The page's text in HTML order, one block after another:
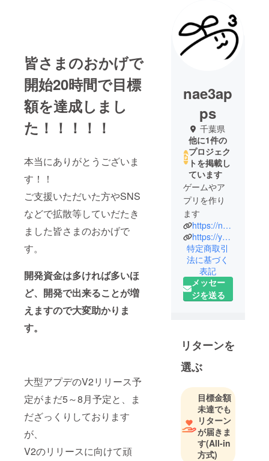
皆さまのおかげで
開始20時間で目標
額を達成しまし
た！！！！！
本当にありがとうございま
す！！
ご支援いただいた方やSNS
などで拡散等していだたき
ました皆さまのおかげで
す。
開発資金は多ければ多いほ
ど、開発で出来ることが増
えますので大変助かりま
す。
大型アプデのV2リリース予
定がまだ5～8月予定と、ま
だざっくりしております
が、
V2のリリースに向けて頑
nae3ap
ps
千葉県
他に1件の
プロジェク
トを掲載し
ています
ゲームやア
プリを作り
ます
https://nae3na.hatenablog.com/
https://youtube.com/@nae3na
特定商取引
法に基づく
表記
メッセー
ジを送る
リターンを
選ぶ
目標金額
未達でも
リターン
が届きま
す(All-in
方式)